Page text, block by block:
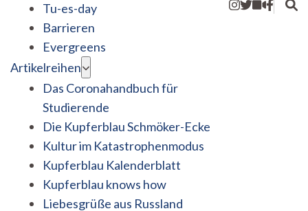
Tu-es-day
Barrieren
Evergreens
Artikelreihen
Das Coronahandbuch für
Studierende
Die Kupferblau Schmöker-Ecke
Kultur im Katastrophenmodus
Kupferblau Kalenderblatt
Kupferblau knows how
Liebesgrüße aus Russland